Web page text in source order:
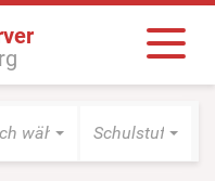
wählen Schulstufe